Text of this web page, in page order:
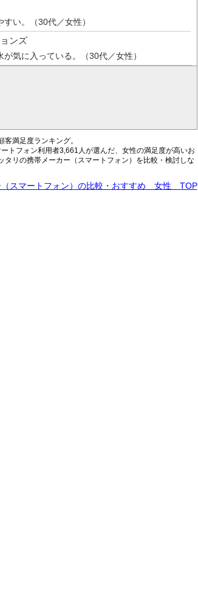
い。（30代／女性）
ンズ
気に入っている。（30代／女性）
満足度ランキング。
トフォン利用者3,661人が選んだ、女性の満足度が高いお
リの携帯メーカー（スマートフォン）を比較・検討しな
スマートフォン）の比較・おすすめ 女性 TOP